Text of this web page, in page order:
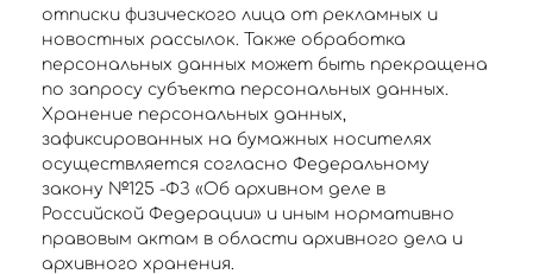
отписки физического лица от рекламных и
новостных рассылок. Также обработка
персональных данных может быть прекращена
по запросу субъекта персональных данных.
Хранение персональных данных,
зафиксированных на бумажных носителях
осуществляется согласно Федеральному
закону №125 -ФЗ «Об архивном деле в
Российской Федерации» и иным нормативно
правовым актам в области архивного дела и
архивного хранения.